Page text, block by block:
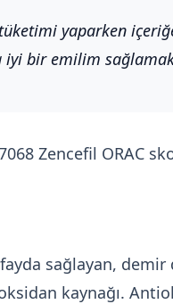
yaparken
iyi bir emilim
Zencefil ORAC
sağlayan,
kaynağı.